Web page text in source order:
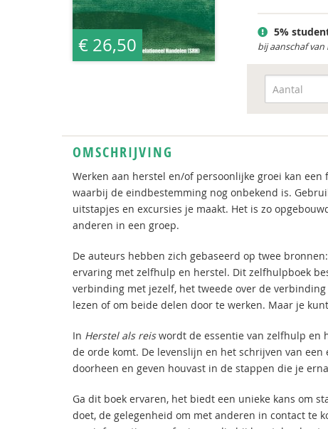
€ 26,50
5%
bij aanschaf
OMSCHRIJVING
Werken aan herstel en/of persoonlijke groei kan
waarbij de eindbestemming nog onbekend is.
uitstapjes en excursies je maakt. Het is zo
anderen in een groep.
De auteurs hebben zich gebaseerd op twee
ervaring met zelfhulp en herstel. Dit zelfhulpboek
verbinding met jezelf, het tweede over de
lezen of om beide delen door te werken. Maar je
In Herstel als reiswordt de essentie van zelfhulp en
de orde komt. De levenslijn en het schrijven van
doorheen en geven houvast in de stappen die je
Ga dit boek ervaren, het biedt een unieke kans om
doet, de gelegenheid om met anderen in contact te